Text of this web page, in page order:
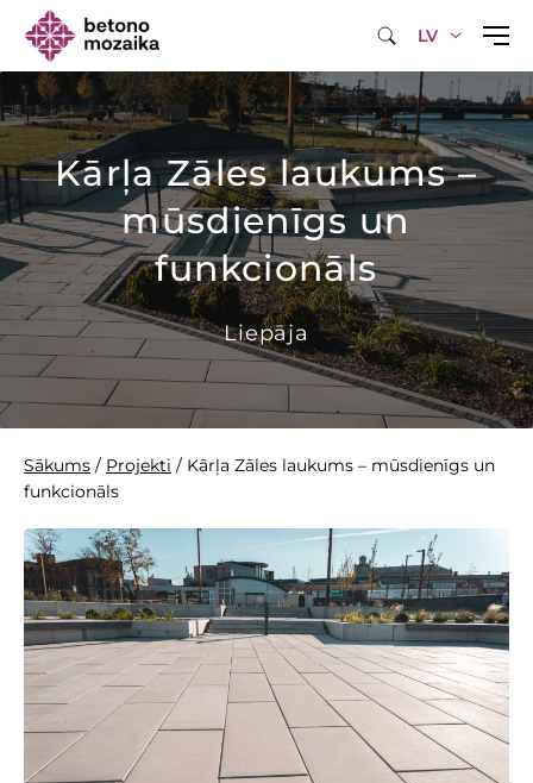
LV
Kārļa Zāles laukums –
mūsdienīgs un
funkcionāls
Liepāja
Sākums / Projekti / Kārļa Zāles laukums – mūsdienīgs un
funkcionāls